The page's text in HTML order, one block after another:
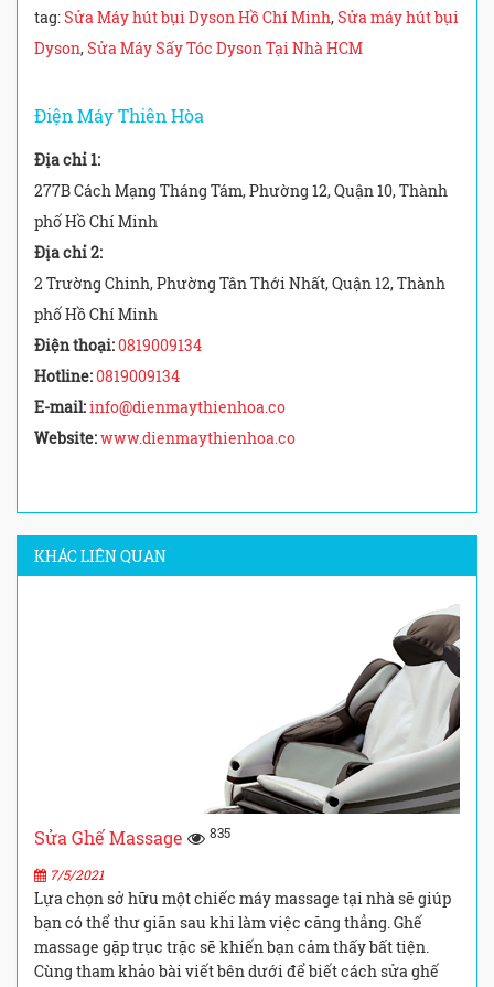
tag:Sửa Máy hút bụi Dyson Hồ Chí Minh,Sửa máy hút bụi
Dyson,Sửa Máy Sấy Tóc Dyson Tại Nhà HCM
Điện Máy Thiên Hòa
Địa chỉ 1:
277B Cách Mạng Tháng Tám, Phường 12, Quận 10, Thành
phố Hồ Chí Minh
Địa chỉ 2:
2 Trường Chinh, Phường Tân Thới Nhất, Quận 12, Thành
phố Hồ Chí Minh
Điện thoại:0819009134
Hotline:0819009134
E-mail:info@dienmaythienhoa.co
Website:www.dienmaythienhoa.co
KHÁC LIÊN QUAN
Sửa Ghế Massage 835
7/5/2021
Lựa chọn sở hữu một chiếc máy massage tại nhà sẽ giúp
bạn có thể thư giãn sau khi làm việc căng thẳng. Ghế
massage gặp trục trặc sẽ khiến bạn cảm thấy bất tiện.
Cùng tham khảo bài viết bên dưới để biết cách sửa ghế